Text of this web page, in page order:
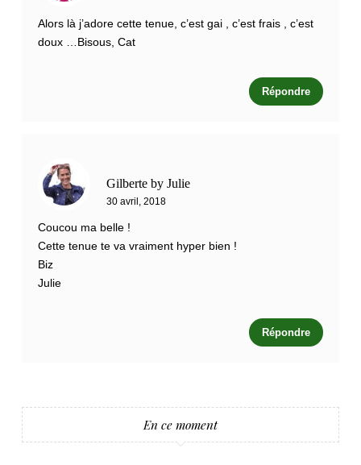
Alors là j’adore cette tenue, c’est gai , c’est frais , c’est
doux …Bisous, Cat
Répondre
Gilberte by Julie
30 avril, 2018
Coucou ma belle !
Cette tenue te va vraiment hyper bien !
Biz
Julie
Répondre
En ce moment